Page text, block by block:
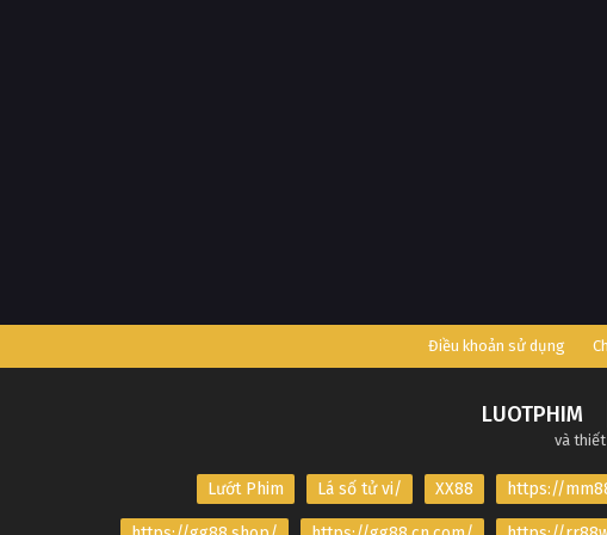
Điều khoản sử dụng
LUOTPHIM
và
Lướt Phim Lá số tử vi/ XX88 https://